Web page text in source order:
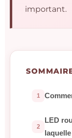
important.
LED